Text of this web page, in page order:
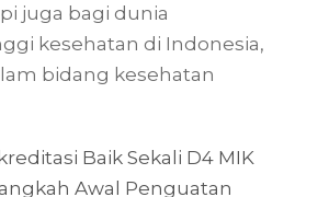
juga bagi dunia
kesehatan di Indonesia,
bidang kesehatan
Baik Sekali D4 MIK
Awal Penguatan